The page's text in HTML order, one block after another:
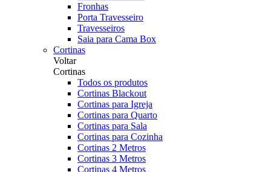
Fronhas
Porta Travesseiro
Travesseiros
Saia para Cama Box
Cortinas
Voltar
Cortinas
Todos os produtos
Cortinas Blackout
Cortinas para Igreja
Cortinas para Quarto
Cortinas para Sala
Cortinas para Cozinha
Cortinas 2 Metros
Cortinas 3 Metros
Cortinas 4 Metros